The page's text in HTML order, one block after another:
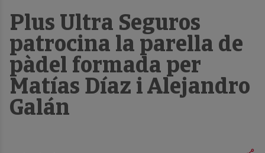
Plus Ultra Seguros
patrocina la parella de
pàdel formada per
Matías Díaz i Alejandro
Galán